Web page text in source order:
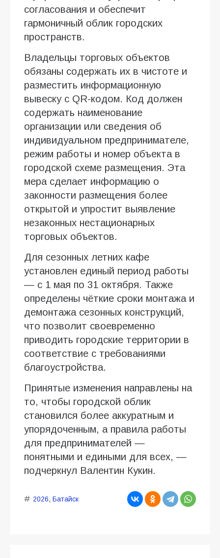
согласования и обеспечит
гармоничный облик городских
пространств.
Владельцы торговых объектов
обязаны содержать их в чистоте и
разместить информационную
вывеску с QR-кодом. Код должен
содержать наименование
организации или сведения об
индивидуальном предпринимателе,
режим работы и номер объекта в
городской схеме размещения. Эта
мера сделает информацию о
законности размещения более
открытой и упростит выявление
незаконных нестационарных
торговых объектов.
Для сезонных летних кафе
установлен единый период работы
— с 1 мая по 31 октября. Также
определены чёткие сроки монтажа и
демонтажа сезонных конструкций,
что позволит своевременно
приводить городские территории в
соответствие с требованиями
благоустройства.
Принятые изменения направлены на
то, чтобы городской облик
становился более аккуратным и
упорядоченным, а правила работы
для предпринимателей —
понятными и едиными для всех, —
подчеркнул Валентин Кукин.
2026, Батайск